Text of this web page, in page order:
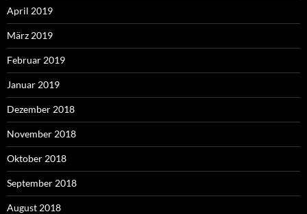
April 2019
März 2019
Februar 2019
Januar 2019
Dezember 2018
November 2018
Oktober 2018
September 2018
August 2018